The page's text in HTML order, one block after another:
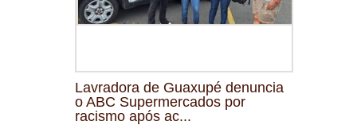
Lavradora de Guaxupé denuncia
o ABC Supermercados por
racismo após ac...